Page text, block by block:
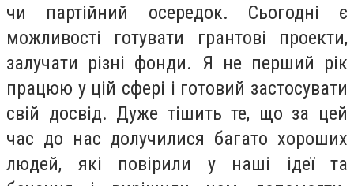
чи партійний осередок. Сьогодні є
можливості готувати грантові проекти,
залучати різні фонди. Я не перший рік
працюю у цій сфері і готовий застосувати
свій досвід. Дуже тішить те, що за цей
час до нас долучилися багато хороших
людей, які повірили у наші ідеї та